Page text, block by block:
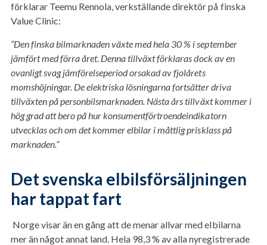
förklarar Teemu Rennola, verkställande direktör på finska
Value Clinic:
”Den finska bilmarknaden växte med hela 30 % i september
jämfört med förra året. Denna tillväxt förklaras dock av en
ovanligt svag jämförelseperiod orsakad av fjolårets
momshöjningar. De elektriska lösningarna fortsätter driva
tillväxten på personbilsmarknaden. Nästa års tillväxt kommer i
hög grad att bero på hur konsumentförtroendeindikatorn
utvecklas och om det kommer elbilar i måttlig prisklass på
marknaden.”
Det svenska elbilsförsäljningen
har tappat fart
Norge visar än en gång att de menar allvar med elbilarna
mer än något annat land. Hela 98,3 % av alla nyregistrerade